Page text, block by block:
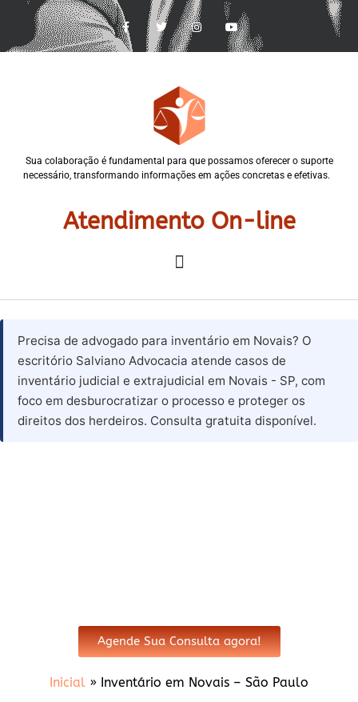
Sua colaboração é fundamental para que possamos oferecer o suporte
necessário, transformando informações em ações concretas e efetivas.
Atendimento On-line
Precisa de advogado para inventário em Novais? O
escritório Salviano Advocacia atende casos de
inventário judicial e extrajudicial em Novais - SP, com
foco em desburocratizar o processo e proteger os
direitos dos herdeiros. Consulta gratuita disponível.
Agende Sua Consulta agora!
Inicial » Inventário em Novais – São Paulo